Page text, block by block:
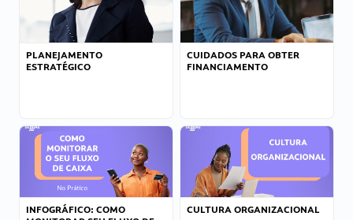
PLANEJAMENTO
ESTRATÉGICO
CUIDADOS PARA OBTER
FINANCIAMENTO
INFOGRÁFICO: COMO
CULTURA ORGANIZACIONAL